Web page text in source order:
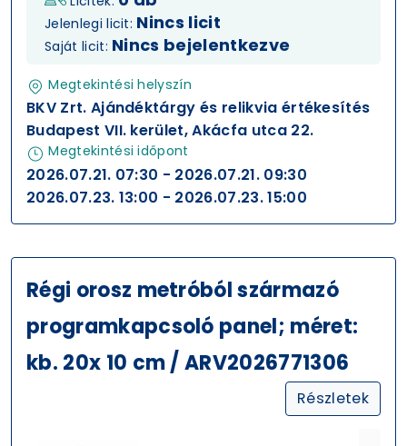
Jelenlegi licit: Nincs licit
Saját licit: Nincs bejelentkezve
Megtekintési helyszín
BKV Zrt. Ajándéktárgy és relikvia értékesítés
Budapest VII. kerület, Akácfa utca 22.
Megtekintési időpont
2026.07.21. 07:30 - 2026.07.21. 09:30
2026.07.23. 13:00 - 2026.07.23. 15:00
Régi orosz metróból származó
programkapcsoló panel; méret:
kb. 20x 10 cm / ARV2026771306
Részletek